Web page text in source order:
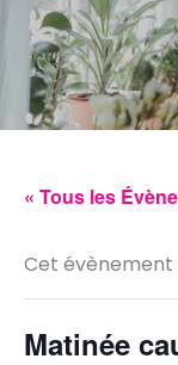
« Tous les
Cet évènement
Matinée